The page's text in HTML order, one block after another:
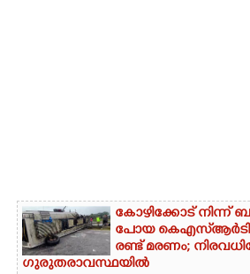
കോഴിക്കോട് നിന്ന്
പോയ
രണ്ട് മരണം;
ഗുരുതരാവസ്ഥയിൽ